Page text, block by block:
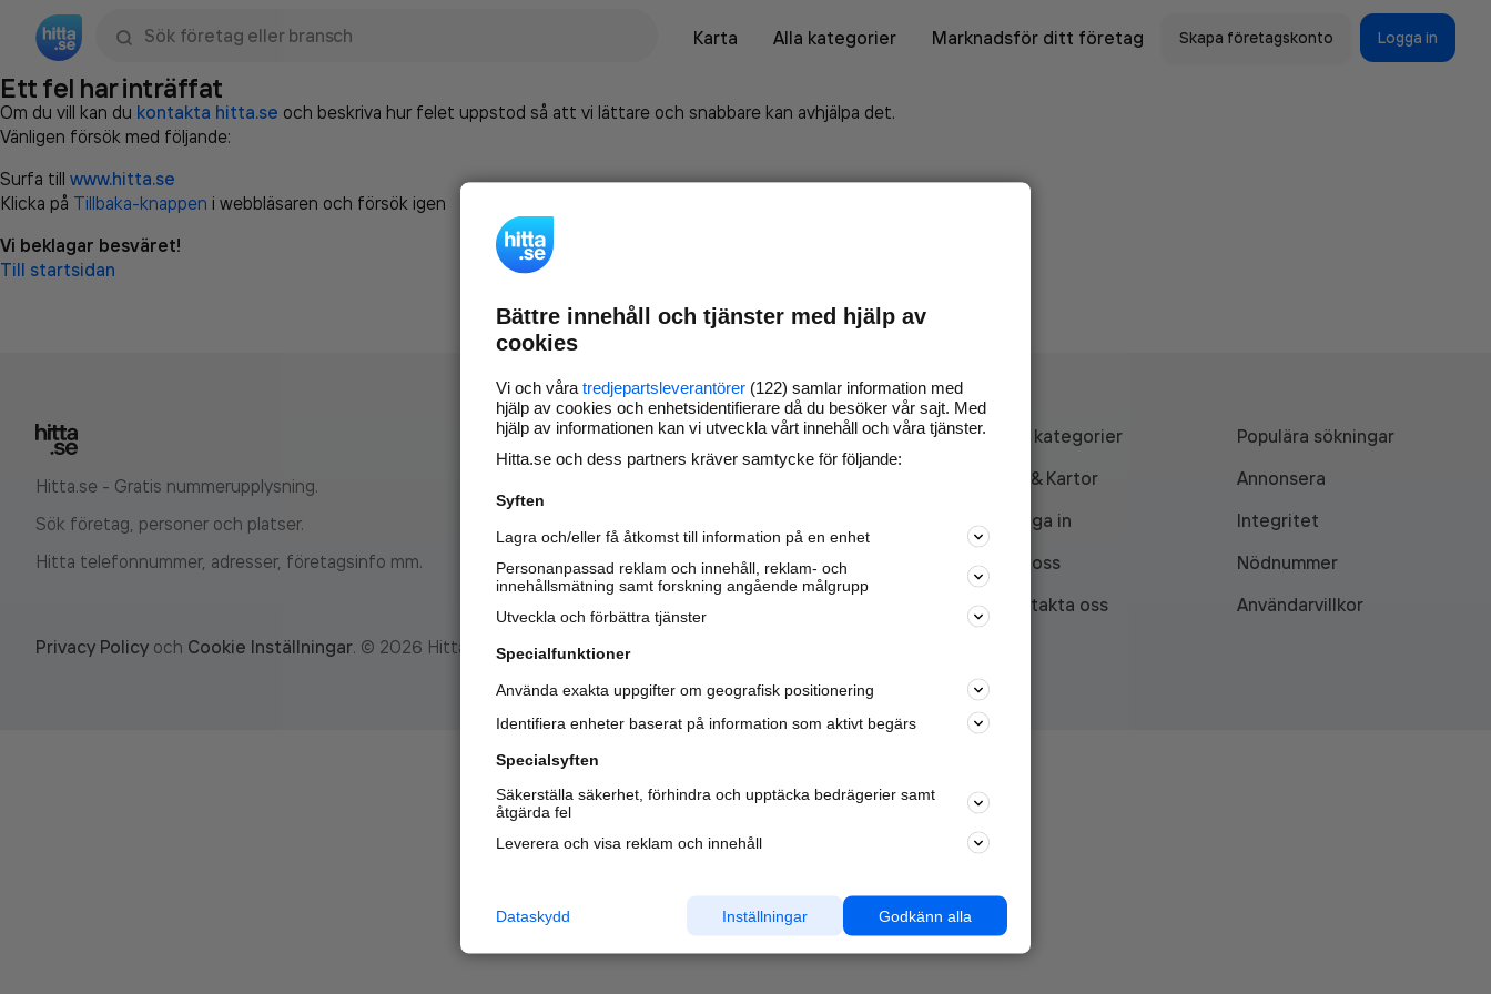
Karta
Alla kategorier Marknadsför ditt företag Skapa företagskonto Logga in
Ett fel har inträffat
Om du vill kan du kontakta hitta.se och beskriva hur felet uppstod så att vi lättare och snabbare kan avhjälpa det.
Vänligen försök med följande:
Surfa till www.hitta.se
Klicka på Tillbaka-knappen i webbläsaren och försök igen
Vi beklagar besväret!
Till startsidan
Hitta.se - Gratis nummerupplysning.
Sök företag, personer och platser.
Hitta telefonnummer, adresser, företagsinfo mm.
Marknadsför företaget på
nya kunder och
samarbetspartners nära dig.
Läs mer här
Alla kategorier
Populära sökningar
API & Kartor
Annonsera
Logga in
Integritet
Om oss
Nödnummer
Kontakta oss
Användarvillkor
Privacy Policy och Cookie Inställningar. © 2026 Hitta.se
Bättre innehåll och tjänster med hjälp av
cookies
Vi och våra tredjepartsleverantörer (122) samlar information med
hjälp av cookies och enhetsidentifierare då du besöker vår sajt. Med
hjälp av informationen kan vi utveckla vårt innehåll och våra tjänster.
Hitta.se och dess partners kräver samtycke för följande:
Syften
Lagra och/eller få åtkomst till information på en enhet
Personanpassad reklam och innehåll, reklam- och
innehållsmätning samt forskning angående målgrupp
Utveckla och förbättra tjänster
Specialfunktioner
Använda exakta uppgifter om geografisk positionering
Identifiera enheter baserat på information som aktivt begärs
Specialsyften
Säkerställa säkerhet, förhindra och upptäcka bedrägerier samt
åtgärda fel
Leverera och visa reklam och innehåll
Godkänn alla
Inställningar
Dataskydd